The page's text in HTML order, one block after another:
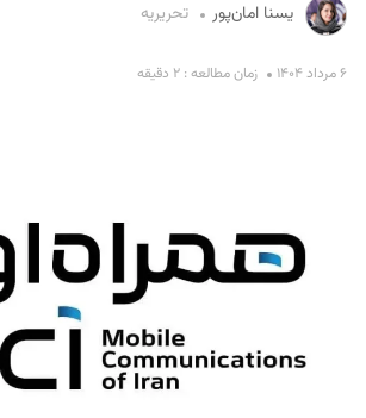
یسنا امان‌پور تحریریه
۶ مرداد ۱۴۰۴ زمان مطالعه : ۲ دقیقه